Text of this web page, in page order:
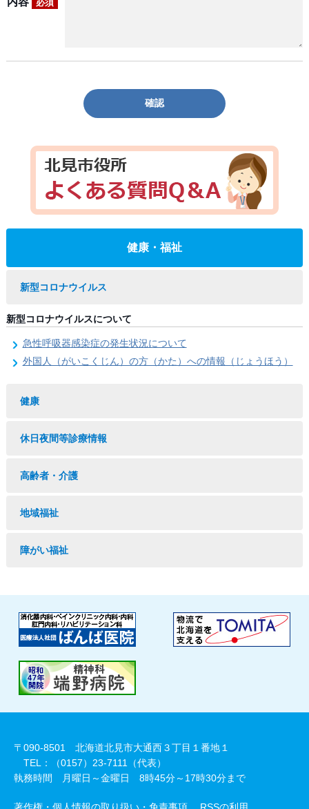
必須
確認
健康・福祉
新型コロナウイルス
新型コロナウイルスについて
急性呼吸器感染症の発生状況について
外国人（がいこくじん）の方（かた）への情報（じょうほう）
健康
休日夜間等診療情報
高齢者・介護
地域福祉
障がい福祉
〒090-8501 北海道北見市大通西３丁目１番地１
TEL：（0157）23-7111（代表）
執務時間 月曜日～金曜日 8時45分～17時30分まで